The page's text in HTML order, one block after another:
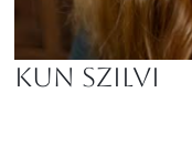
Kun Szilvi